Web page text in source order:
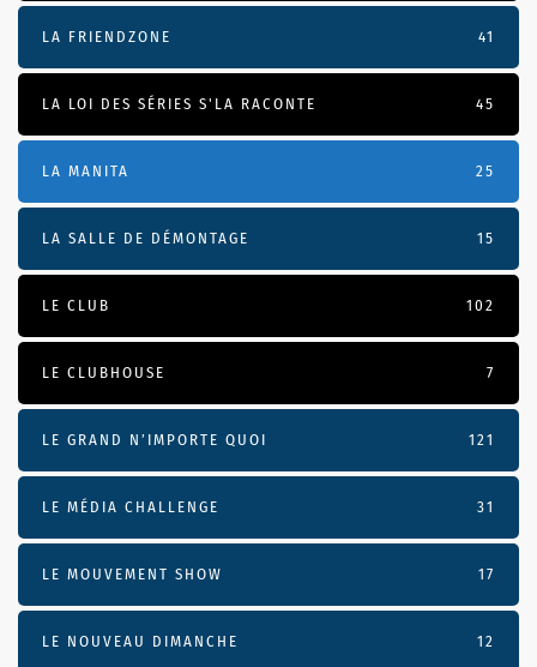
LA FRIENDZONE 41
LA LOI DES SÉRIES S'LA RACONTE 45
LA MANITA 25
LA SALLE DE DÉMONTAGE 15
LE CLUB 102
LE CLUBHOUSE 7
LE GRAND N’IMPORTE QUOI 121
LE MÉDIA CHALLENGE 31
LE MOUVEMENT SHOW 17
LE NOUVEAU DIMANCHE 12